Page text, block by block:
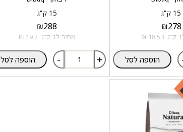
15 ק"ג
₪278
הוספה לסל
15 ק"ג
₪288
מחיר ל1 ק"ג: 19.2 ₪
- + הוספה לסל